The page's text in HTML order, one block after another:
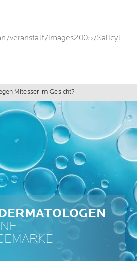
veranstalt/images2005/Salicyl
Mitesser im Gesicht?